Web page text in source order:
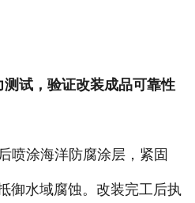
试，验证改装成品可靠性
喷涂海洋防腐涂层，紧固
御水域腐蚀。改装完工后执